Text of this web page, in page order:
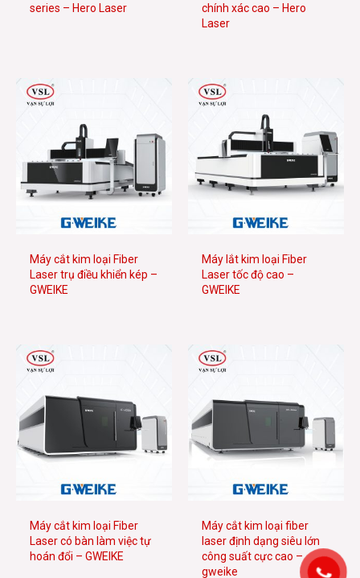
series – Hero Laser
chính xác cao – Hero
Laser
Máy cắt kim loại Fiber
Laser trụ điều khiển kép –
GWEIKE
Máy lắt kim loại Fiber
Laser tốc độ cao –
GWEIKE
Máy cắt kim loại Fiber
Laser có bàn làm việc tự
hoán đổi – GWEIKE
Máy cắt kim loại fiber
laser định dạng siêu lớn
công suất cực cao –
gweike